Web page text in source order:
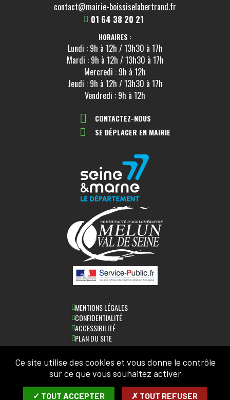
contact@mairie-boissiselabertrand.fr
01 64 38 20 21
HORAIRES :
Lundi : 9h à 12h / 13h30 à 17h
Mardi : 9h à 12h / 13h30 à 17h
Mercredi : 9h à 12h
Jeudi : 9h à 12h / 13h30 à 17h
Vendredi : 9h à 12h
CONTACTEZ-NOUS
SE DÉPLACER EN MAIRIE
MENTIONS LÉGALES
CONFIDENTIALITÉ
ACCESSIBILITÉ
PLAN DU SITE
LETTRE D'INFORMATION
Ce site utilise des cookies et vous donne le contrôle
sur ce que vous souhaitez activer
✓ TOUT ACCEPTER ✗ TOUT REFUSER